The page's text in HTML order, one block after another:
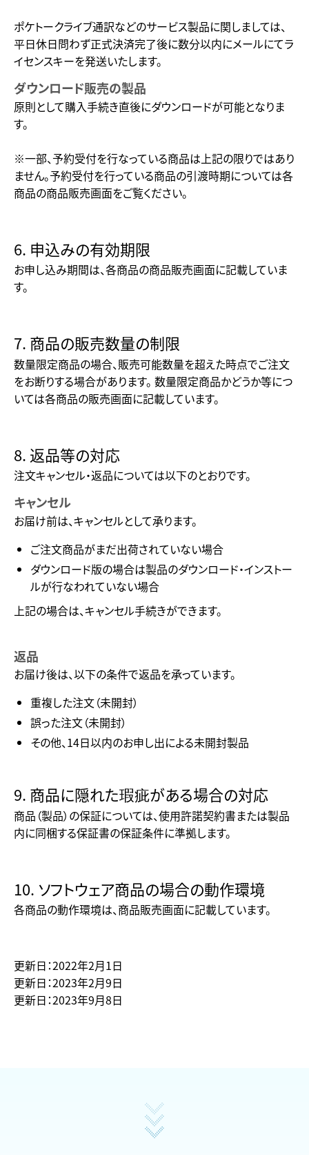
ポケトークライブ通訳などのサービス製品に関しましては、
平日休日問わず正式決済完了後に数分以内にメールにてラ
イセンスキーを発送いたします。
ダウンロード販売の製品
原則として購入手続き直後にダウンロードが可能となりま
す。
※一部、予約受付を行なっている商品は上記の限りではあり
ません。予約受付を行っている商品の引渡時期については各
商品の商品販売画面をご覧ください。
6. 申込みの有効期限
お申し込み期間は、各商品の商品販売画面に記載していま
す。
7. 商品の販売数量の制限
数量限定商品の場合、販売可能数量を超えた時点でご注文
をお断りする場合があります。 数量限定商品かどうか等につ
いては各商品の販売画面に記載しています。
8. 返品等の対応
注文キャンセル・返品については以下のとおりです。
キャンセル
お届け前は、キャンセルとして承ります。
ご注文商品がまだ出荷されていない場合
ダウンロード版の場合は製品のダウンロード・インストー
ルが行なわれていない場合
上記の場合は、キャンセル手続きができます。
返品
お届け後は、以下の条件で返品を承っています。
重複した注文（未開封）
誤った注文（未開封）
その他、14日以内のお申し出による未開封製品
9. 商品に隠れた瑕疵がある場合の対応
商品（製品）の保証については、使用許諾契約書または製品
内に同梱する保証書の保証条件に準拠します。
10. ソフトウェア商品の場合の動作環境
各商品の動作環境は、商品販売画面に記載しています。
更新日：2022年2月1日
更新日：2023年2月9日
更新日：2023年9月8日